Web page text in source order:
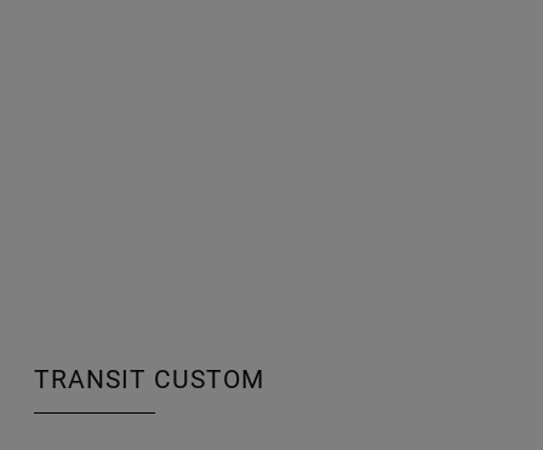
TRANSIT CUSTOM